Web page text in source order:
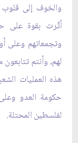
والخوف إلى قلوب
أثّرت بقوة على
وتجمعاتهم وعلى
لهم، وأنتم
هذه العمليات
حكومة العدو
لفلسطين المحتلة.